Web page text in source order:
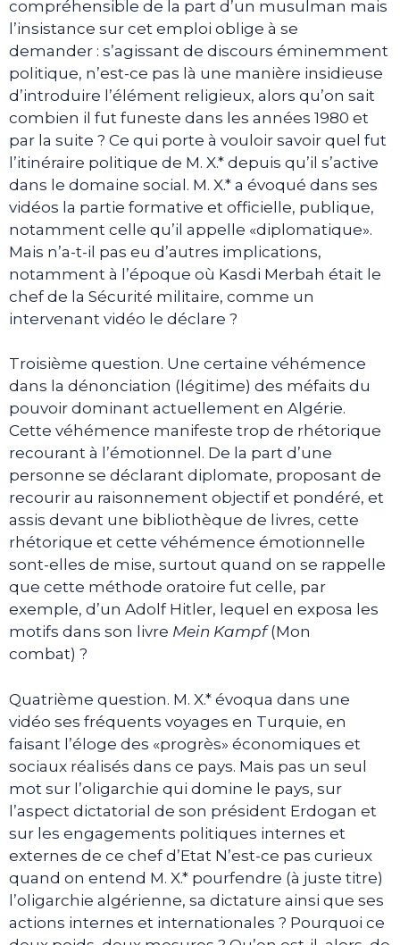
compréhensible de la part d’un musulman mais
l’insistance sur cet emploi oblige à se
demander : s’agissant de discours éminemment
politique, n’est-ce pas là une manière insidieuse
d’introduire l’élément religieux, alors qu’on sait
combien il fut funeste dans les années 1980 et
par la suite ? Ce qui porte à vouloir savoir quel fut
l’itinéraire politique de M. X.* depuis qu’il s’active
dans le domaine social. M. X.* a évoqué dans ses
vidéos la partie formative et officielle, publique,
notamment celle qu’il appelle «diplomatique».
Mais n’a-t-il pas eu d’autres implications,
notamment à l’époque où Kasdi Merbah était le
chef de la Sécurité militaire, comme un
intervenant vidéo le déclare ?
Troisième question. Une certaine véhémence
dans la dénonciation (légitime) des méfaits du
pouvoir dominant actuellement en Algérie.
Cette véhémence manifeste trop de rhétorique
recourant à l’émotionnel. De la part d’une
personne se déclarant diplomate, proposant de
recourir au raisonnement objectif et pondéré, et
assis devant une bibliothèque de livres, cette
rhétorique et cette véhémence émotionnelle
sont-elles de mise, surtout quand on se rappelle
que cette méthode oratoire fut celle, par
exemple, d’un Adolf Hitler, lequel en exposa les
motifs dans son livre Mein Kampf(Mon
combat) ?
Quatrième question. M. X.* évoqua dans une
vidéo ses fréquents voyages en Turquie, en
faisant l’éloge des «progrès» économiques et
sociaux réalisés dans ce pays. Mais pas un seul
mot sur l’oligarchie qui domine le pays, sur
l’aspect dictatorial de son président Erdogan et
sur les engagements politiques internes et
externes de ce chef d’Etat N’est-ce pas curieux
quand on entend M. X.* pourfendre (à juste titre)
l’oligarchie algérienne, sa dictature ainsi que ses
actions internes et internationales ? Pourquoi ce